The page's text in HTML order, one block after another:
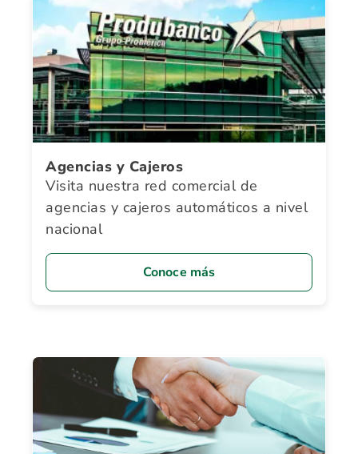
Agencias y Cajeros
Visita nuestra red comercial de
agencias y cajeros automáticos a nivel
nacional
Conoce más